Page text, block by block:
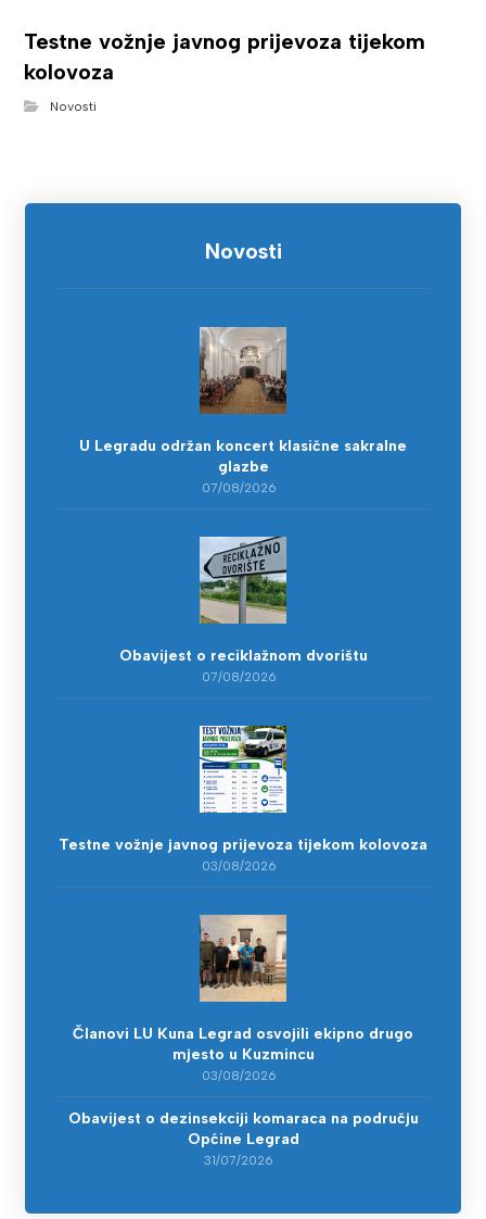
Testne vožnje javnog prijevoza tijekom
kolovoza
Novosti
Novosti
U Legradu održan koncert klasične sakralne
glazbe
07/08/2026
Obavijest o reciklažnom dvorištu
07/08/2026
Testne vožnje javnog prijevoza tijekom kolovoza
03/08/2026
Članovi LU Kuna Legrad osvojili ekipno drugo
mjesto u Kuzmincu
03/08/2026
Obavijest o dezinsekciji komaraca na području
Općine Legrad
31/07/2026